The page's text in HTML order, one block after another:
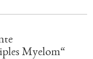
Myelom“